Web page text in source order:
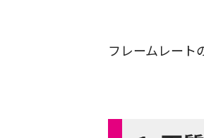
フレームレート